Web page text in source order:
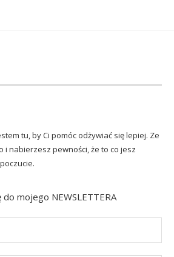
tu, by Ci pomóc odżywiać się lepiej. Ze
i nabierzesz pewności, że to co jesz
do mojego NEWSLETTERA